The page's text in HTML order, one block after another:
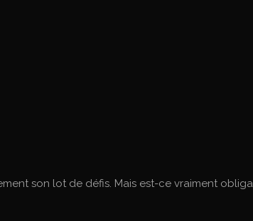
son lot de défis. Mais est-ce vraiment